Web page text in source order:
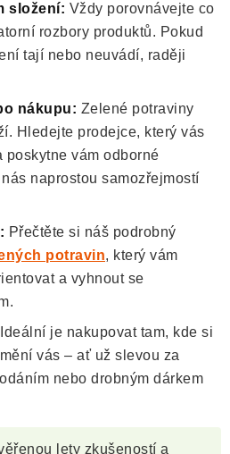
složení: Vždy porovnávejte co
rozbory produktů. Pokud
tají nebo neuvádí, raději
nákupu: Zelené potraviny
Hledejte prodejce, který vás
poskytne vám odborné
naprostou samozřejmostí
Přečtěte si náš podrobný
potravin, který vám
a vyhnout se
Ideální je nakupovat tam, kde si
vás – ať už slevou za
nebo drobným dárkem
lety zkušeností a